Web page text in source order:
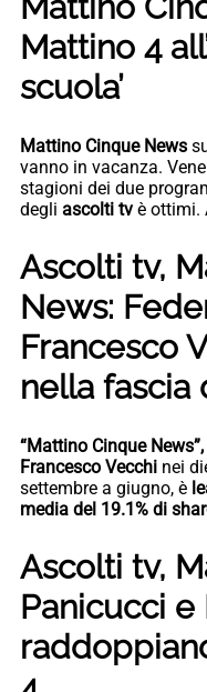
Mattino 4
scuola’
Mattino Cinque News
vanno in vacanza.
stagioni dei due
degli ascolti tv è ottimi.
Ascolti tv,
News:
Francesco
nella fascia
“Mattino Cinque News”,
Francesco Vecchi nei
settembre a giugno, è
media del 19.1% di
Ascolti tv,
Panicucci